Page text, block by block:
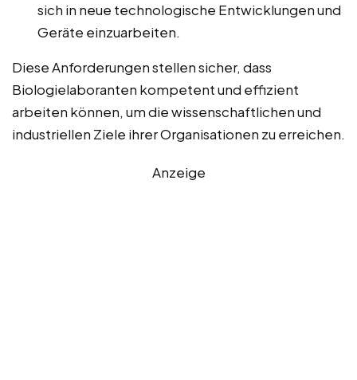
sich in neue technologische Entwicklungen und
Geräte einzuarbeiten.
Diese Anforderungen stellen sicher, dass
Biologielaboranten kompetent und effizient
arbeiten können, um die wissenschaftlichen und
industriellen Ziele ihrer Organisationen zu erreichen.
Anzeige